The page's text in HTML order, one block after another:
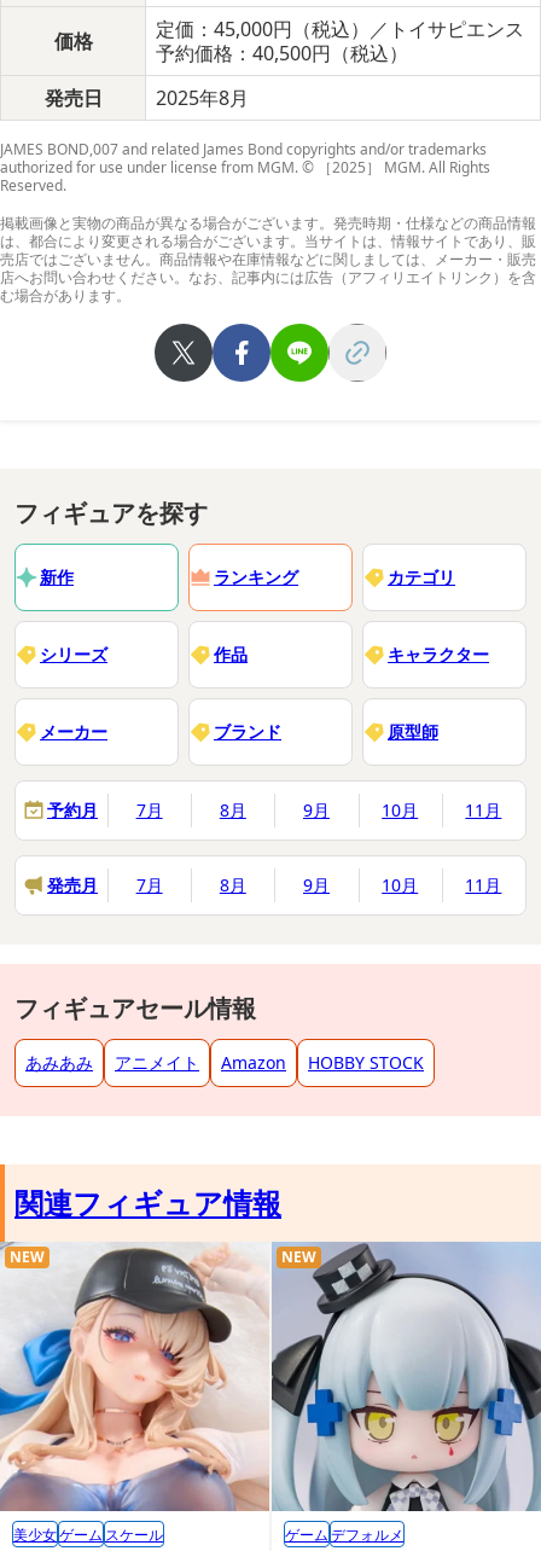
価格
定価：45,000円（税込）／トイサピエンス
予約価格：40,500円（税込）
発売日
2025年8月
JAMES BOND,007 and related James Bond copyrights and/or trademarks
authorized for use under license from MGM. © ［2025］ MGM. All Rights
Reserved.
掲載画像と実物の商品が異なる場合がございます。発売時期・仕様などの商品情報
は、都合により変更される場合がございます。当サイトは、情報サイトであり、販
売店ではございません。商品情報や在庫情報などに関しましては、メーカー・販売
店へお問い合わせください。なお、記事内には広告（アフィリエイトリンク）を含
む場合があります。
フィギュアを探す
新作 ランキング カテゴリ
シリーズ 作品 キャラクター
メーカー ブランド 原型師
予約月 7月 8月 9月 10月 11月
発売月 7月 8月 9月 10月 11月
フィギュアセール情報
あみあみ アニメイト Amazon HOBBY STOCK
関連フィギュア情報
NEW
美少女ゲーム スケール
NEW
ゲームデフォルメ